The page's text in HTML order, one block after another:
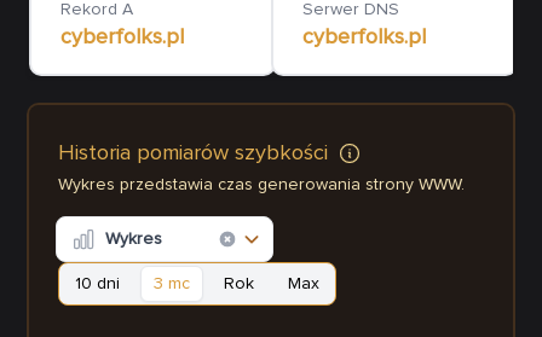
Rekord A
cyberfolks.pl
Serwer DNS
cyberfolks.pl
Historia pomiarów szybkości
Wykres przedstawia czas generowania strony WWW.
Wykres
10 dni 3 mc Rok Max